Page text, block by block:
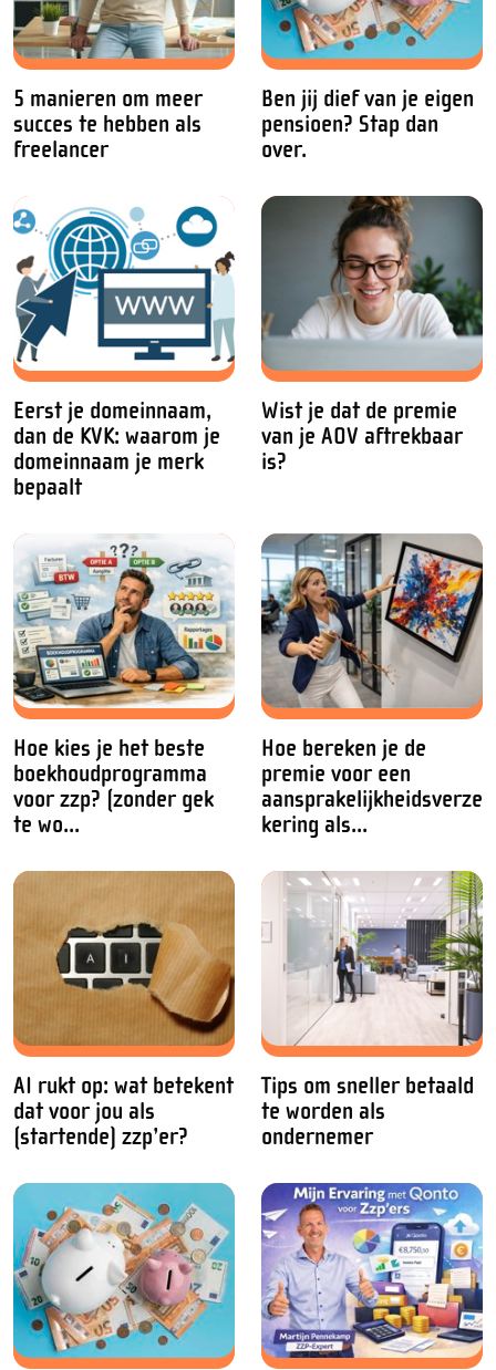
5 manieren om meer
succes te hebben als
freelancer
Ben jij dief van je eigen
pensioen? Stap dan
over.
Eerst je domeinnaam,
dan de KVK: waarom je
domeinnaam je merk
bepaalt
Wist je dat de premie
van je AOV aftrekbaar
is?
Hoe kies je het beste
boekhoudprogramma
voor zzp? (zonder gek
te wo...
Hoe bereken je de
premie voor een
aansprakelijkheidsverze
kering als...
AI rukt op: wat betekent
dat voor jou als
(startende) zzp’er?
Tips om sneller betaald
te worden als
ondernemer